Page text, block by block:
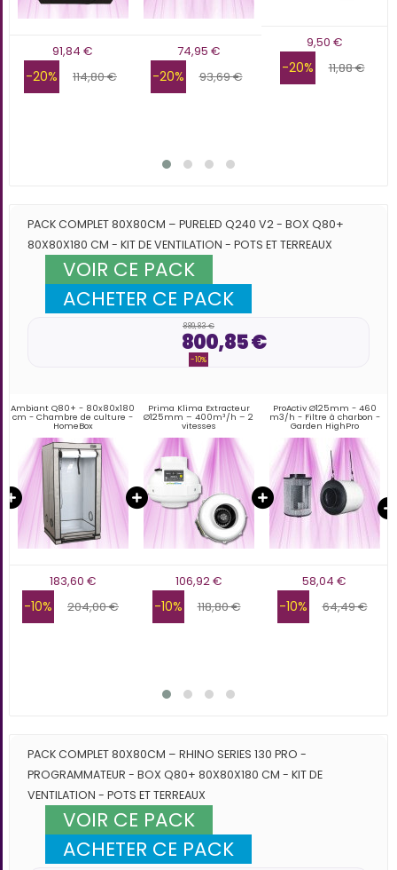
91,84 €
-20% 114,80 €
74,95 €
-20% 93,69 €
9,50 €
-20% 11,88 €
PACK COMPLET 80X80CM – PURELED Q240 V2 - BOX Q80+
80X80X180 CM - KIT DE VENTILATION - POTS ET TERREAUX
VOIR CE PACK
ACHETER CE PACK
800,85 €
-10%
889,83 €
Ambiant Q80+ - 80x80x180
cm - Chambre de culture -
HomeBox
183,60 €
-10% 204,00 €
Prima Klima Extracteur
Ø125mm – 400m³/h – 2
vitesses
106,92 €
-10% 118,80 €
ProActiv Ø125mm - 460
m3/h - Filtre à charbon -
Garden HighPro
58,04 €
-10% 64,49 €
PACK COMPLET 80X80CM – RHINO SERIES 130 PRO -
PROGRAMMATEUR - BOX Q80+ 80X80X180 CM - KIT DE
VENTILATION - POTS ET TERREAUX
VOIR CE PACK
ACHETER CE PACK